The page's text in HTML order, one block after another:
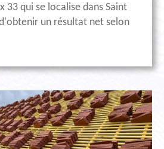
33 qui se localise dans Saint
un résultat net selon